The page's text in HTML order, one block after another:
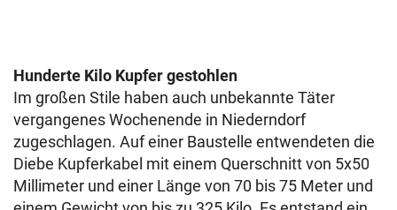
Hunderte Kilo Kupfer gestohlen
Im großen Stile haben auch unbekannte Täter
vergangenes Wochenende in Niederndorf
zugeschlagen. Auf einer Baustelle entwendeten die
Diebe Kupferkabel mit einem Querschnitt von 5x50
Millimeter und einer Länge von 70 bis 75 Meter und